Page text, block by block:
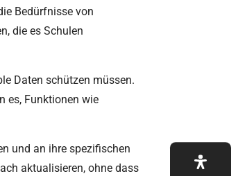
Bedürfnisse von
die es Schulen
Daten schützen müssen.
es, Funktionen wie
und an ihre spezifischen
aktualisieren, ohne dass